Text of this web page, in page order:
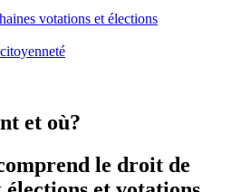
votations et élections
et où?
le droit de